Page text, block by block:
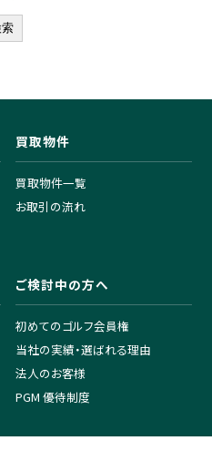
買取物件
買取物件一覧
お取引の流れ
ご検討中の方へ
初めてのゴルフ会員権
当社の実績・選ばれる理由
法人のお客様
PGM 優待制度